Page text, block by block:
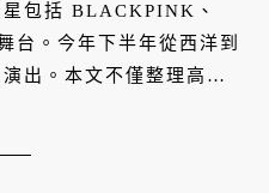
包括 BLACKPINK、
台。今年下半年從西洋到
出。本文不僅整理高雄